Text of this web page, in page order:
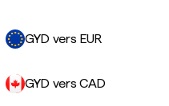
GYD vers EUR
GYD vers CAD